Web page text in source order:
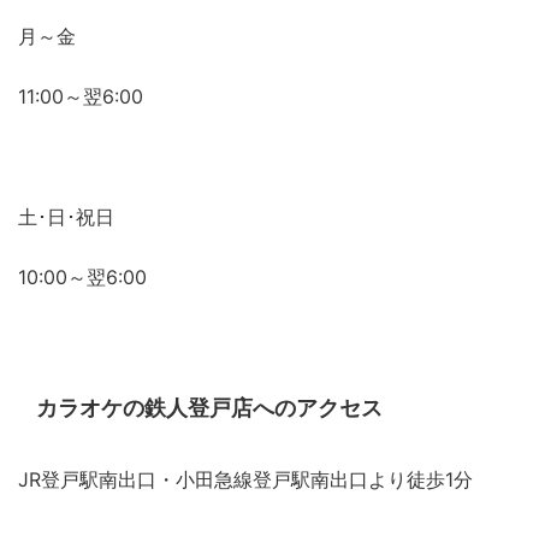
月～金
11:00～翌6:00
土･日･祝日
10:00～翌6:00
カラオケの鉄人登戸店へのアクセス
JR登戸駅南出口・小田急線登戸駅南出口より徒歩1分